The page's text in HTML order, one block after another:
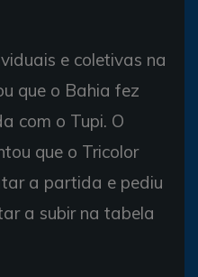
e coletivas na
que o Bahia fez
com o Tupi. O
que o Tricolor
a partida e pediu
a subir na tabela